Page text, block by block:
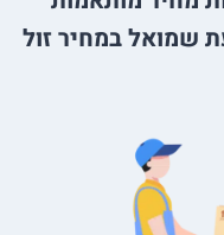
שמואל במחיר זול